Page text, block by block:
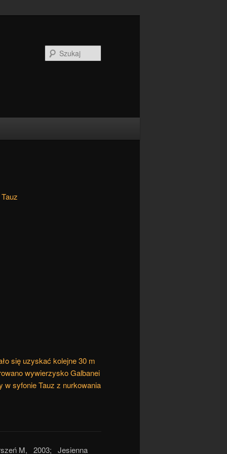
się uzyskać kolejne 30 m
wywierzysko Galbanei
w syfonie Tauz z nurkowania
M, 2003; Jesienna